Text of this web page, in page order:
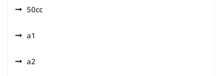
50cc
a1
a2